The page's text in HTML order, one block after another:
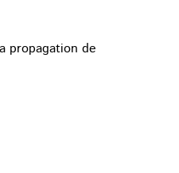
propagation de